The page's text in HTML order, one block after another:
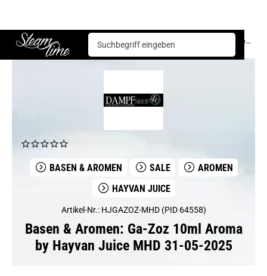
Steam time
Basen & Aromen Aromen Hayvan Juice Ga-Zoz 10ml Aroma by Hayvan Juice MHD 31-05-2025
BASEN & AROMEN SALE
AROMEN
HAYVAN JUICE
Artikel-Nr.: HJGAZOZ-MHD (PID 64558)
Basen & Aromen: Ga-Zoz 10ml Aroma
by Hayvan Juice MHD 31-05-2025